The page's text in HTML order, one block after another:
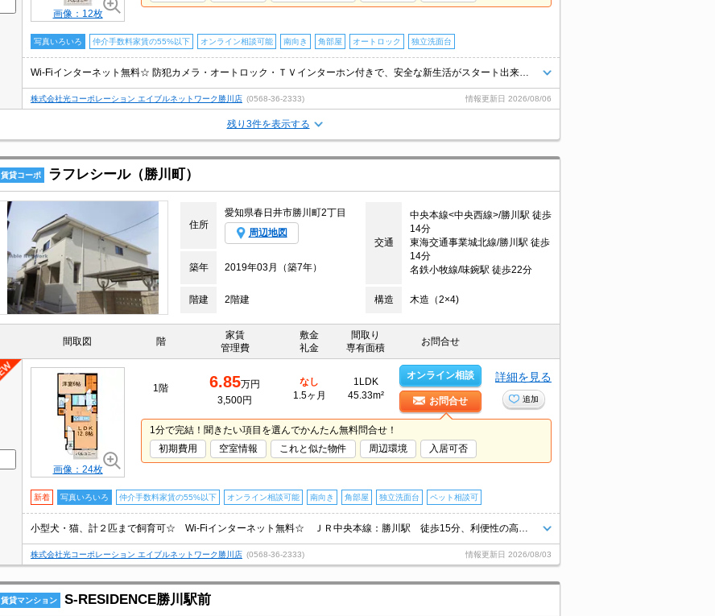
画像：12枚
写真いろいろ 仲介手数料家賃の55%以下 オンライン相談可能 南向き 角部屋 オートロック 独立洗面台
株式会社光コーポレーション エイブルネットワーク勝川店 (0568-36-2333) 情報更新日 2026/08/06
残り3件を表示する
賃貸コーポ ラフレシール（勝川町）
住所
愛知県春日井市勝川町2丁目
周辺地図
交通
中央本線<中央西線>/勝川駅 徒歩
14分
東海交通事業城北線/勝川駅 徒歩
14分
名鉄小牧線/味鋺駅 徒歩22分
築年 2019年03月（築7年）
階建 2階建 構造 木造（2×4)
間取図 階
家賃
管理費
敷金
礼金
間取り
専有面積
お問合せ
画像：24枚
1階 6.85万円
3,500円
なし
1.5ヶ月
1LDK
45.33m²
オンライン相談
お問合せ
詳細を見る
追加
1分で完結！聞きたい項目を選んでかんたん無料問合せ！
初期費用
空室情報 これと似た物件 周辺環境 入居可否
新着 写真いろいろ 仲介手数料家賃の55%以下 オンライン相談可能 南向き 角部屋 独立洗面台 ペット相談可
株式会社光コーポレーション エイブルネットワーク勝川店 (0568-36-2333) 情報更新日 2026/08/03
賃貸マンション S‐RESIDENCE勝川駅前